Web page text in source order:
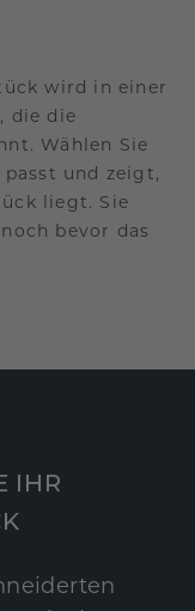
wird in einer
die die
Wählen Sie
und zeigt,
liegt. Sie
bevor das
IHR